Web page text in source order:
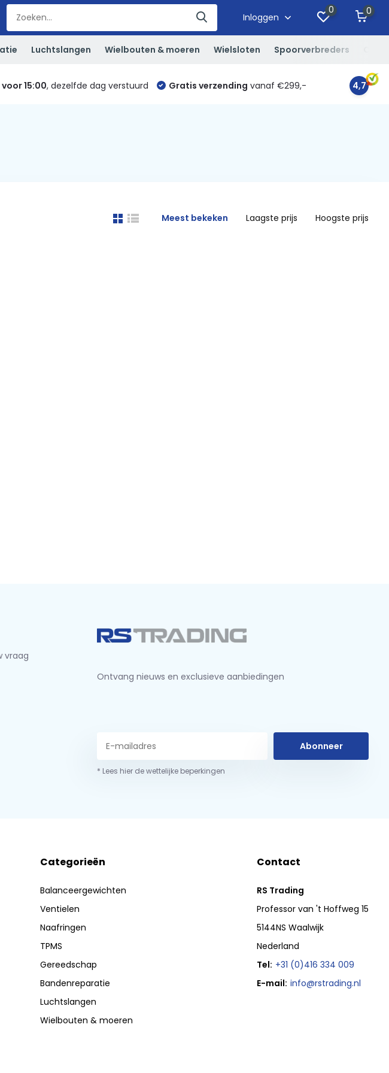
Inloggen
0 0
Luchtslangen Wielbouten & moeren Wielsloten Spoorverbreders
15:00, dezelfde dag verstuurd Gratis verzending vanaf €299,- 4,7
Meest bekeken Laagste prijs Hoogste prijs
vraag
Ontvang nieuws en exclusieve aanbiedingen
Abonneer
* Lees hier de wettelijke beperkingen
Categorieën
Balanceergewichten
Ventielen
Naafringen
TPMS
Gereedschap
Bandenreparatie
Luchtslangen
Wielbouten & moeren
Contact
RS Trading
Professor van 't Hoffweg 15
5144NS Waalwijk
Nederland
Tel: +31 (0)416 334 009
E-mail: info@rstrading.nl